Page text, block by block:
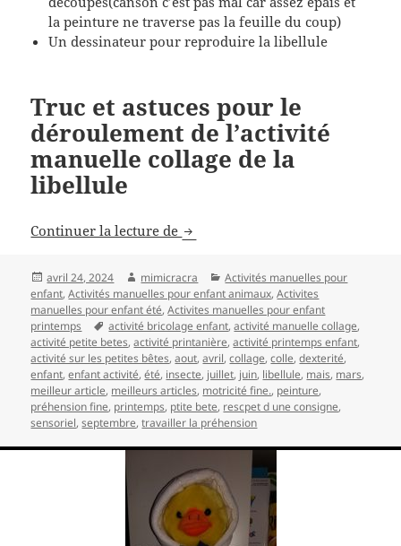
la peinture ne traverse pas la feuille du coup)
Un dessinateur pour reproduire la libellule
Truc et astuces pour le
déroulement de l’activité
manuelle collage de la
libellule
Continuer la lecture de Activité manuelle collage libellule
Publié
le
avril 24, 2024 Auteur
mimicracra Catégories
Activités manuelles pour
enfant,Activités manuelles pour enfant animaux,Activites
manuelles pour enfant été,Activites manuelles pour enfant
printemps
Mots-
clés
activité bricolage enfant,activité manuelle collage,
activité petite betes,activité printanière,activité printemps enfant,
activité sur les petites bêtes,aout,avril,collage,colle,dexterité,
enfant,enfant activité,été, insecte, juillet, juin, libellule, mais, mars,
meilleur article, meilleurs articles, motricité fine., peinture,
préhension fine, printemps, ptite bete, rescpet d une consigne,
sensoriel,septembre,travailler la préhension